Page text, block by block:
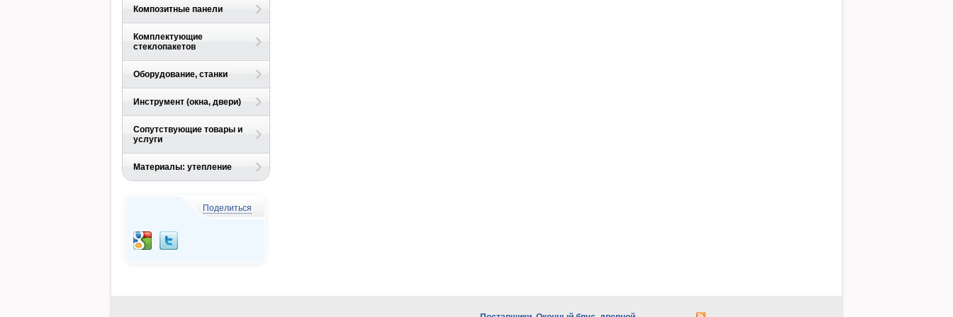
Композитные панели
Комплектующие
стеклопакетов
Оборудование, станки
Инструмент (окна, двери)
Сопутствующие товары и
услуги
Материалы: утепление
Поделиться